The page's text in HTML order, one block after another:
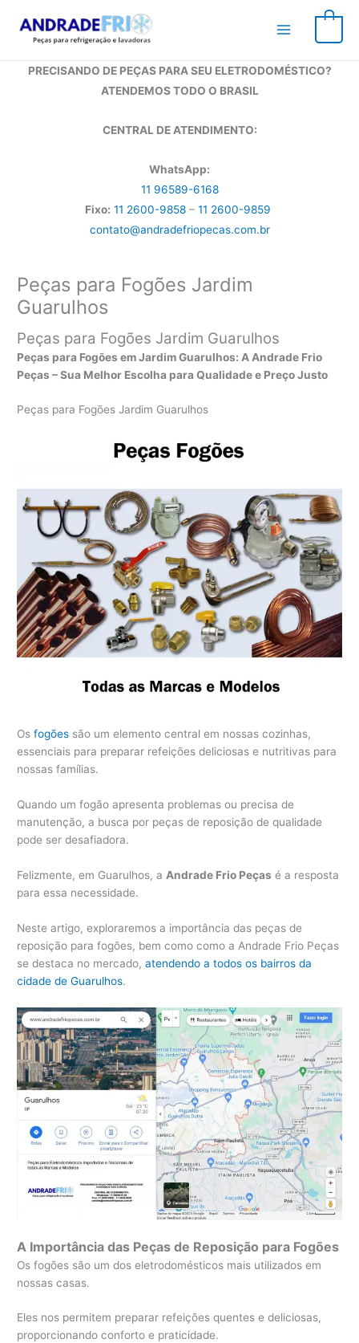
para
conteúdo
PRECISANDO DE PEÇAS PARA SEU ELETRODOMÉSTICO?
ATENDEMOS TODO O BRASIL
CENTRAL DE ATENDIMENTO:
WhatsApp:
11 96589-6168
Fixo: 11 2600-9858 – 11 2600-9859
contato@andradefriopecas.com.br
Peças para Fogões Jardim
Guarulhos
Peças para Fogões Jardim Guarulhos
Peças para Fogões em Jardim Guarulhos: A Andrade Frio
Peças – Sua Melhor Escolha para Qualidade e Preço Justo
Peças para Fogões Jardim Guarulhos
Osfogões são um elemento central em nossas cozinhas,
essenciais para preparar refeições deliciosas e nutritivas para
nossas famílias.
Quando um fogão apresenta problemas ou precisa de
manutenção, a busca por peças de reposição de qualidade
pode ser desafiadora.
Felizmente, em Guarulhos, a Andrade Frio Peças é a resposta
para essa necessidade.
Neste artigo, exploraremos a importância das peças de
reposição para fogões, bem como como a Andrade Frio Peças
se destaca no mercado,atendendo a todos os bairros da
cidade de Guarulhos.
A Importância das Peças de Reposição para Fogões
Os fogões são um dos eletrodomésticos mais utilizados em
nossas casas.
Eles nos permitem preparar refeições quentes e deliciosas,
proporcionando conforto e praticidade.